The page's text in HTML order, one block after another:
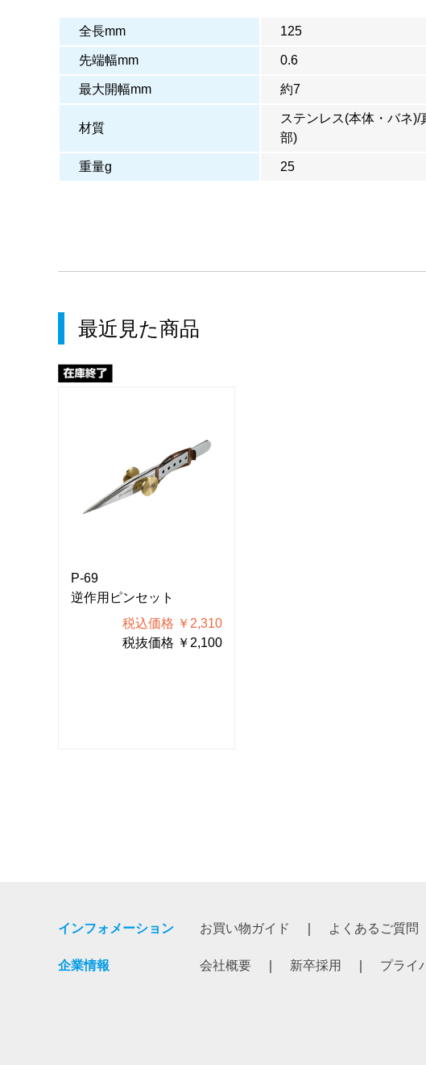
全長mm 125
先端幅mm 0.6
最大開幅mm 約7
材質
ステンレス(本体・バネ)/
部)
重量g 25
最近見た商品
P-69
逆作用ピンセット
税込価格 ￥2,310
税抜価格 ￥2,100
インフォメーション お買い物ガイド よくあるご質問
企業情報 会社概要 新卒採用 プライ